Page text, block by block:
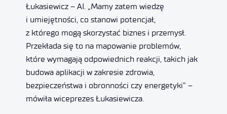
Łukasiewicz – AI. „Mamy zatem wiedzę
i umiejętności, co stanowi potencjał,
z którego mogą skorzystać biznes i przemysł.
Przekłada się to na mapowanie problemów,
które wymagają odpowiednich reakcji, takich jak
budowa aplikacji w zakresie zdrowia,
bezpieczeństwa i obronności czy energetyki” –
mówiła wiceprezes Łukasiewicza.